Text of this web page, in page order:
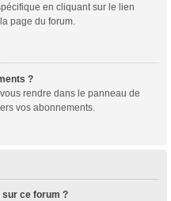
en cliquant sur le lien
page du forum.
?
rendre dans le panneau de
vos abonnements.
ce forum ?